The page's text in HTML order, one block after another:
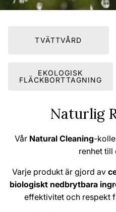
TVÄTTVÅRD
EKOLOGISK
FLÄCKBORTTAGNING
Naturlig
Vår Natural Cleaning-
renhet till
Varje produkt är gjord av
biologiskt nedbrytbara
effektivitet och respekt